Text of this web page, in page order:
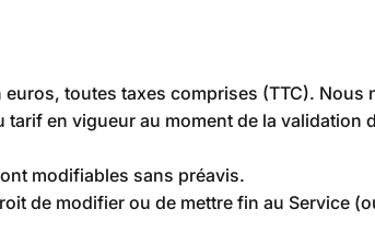
toutes taxes comprises (TTC).
tarif en vigueur au moment de la validation
modifiables sans préavis.
de modifier ou de mettre fin au Service